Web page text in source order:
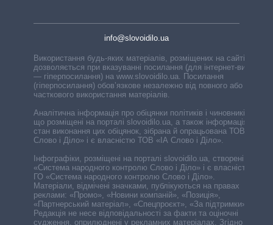
info@slovoidilo.ua
Використання будь-яких матеріалів, розміщених на сайті,
дозволяється при вказуванні посилання (для інтернет-видань
— гіперпосилання) на www.slovoidilo.ua. Посилання
(гіперпосилання) обов’язкове незалежно від повного або
часткового використання матеріалів.
Аналітична інформація про обіцянки політиків і чиновників,
що розміщені на порталі slovoidilo.ua, а також інформація про
стан виконання цих обіцянок, зібрана й опрацьована ТОВ «ІА
Слово і Діло» і є власністю ТОВ «ІА Слово і Діло».
Інфографіки, розміщені на порталі slovoidilo.ua, створені ГО
«Система народного контролю Слово і Діло» і є власністю
ГО «Система народного контролю Слово і Діло».
Матеріали, відмічені значками, публікуються на правах
реклами: «Промо», «Новини компаній», «Позиція»,
«Партнерський матеріал», «Спецпроєкт», «За підтримки».
Редакція не несе відповідальності за факти та оціночні
судження, оприлюднені у рекламних матеріалах. Згідно з